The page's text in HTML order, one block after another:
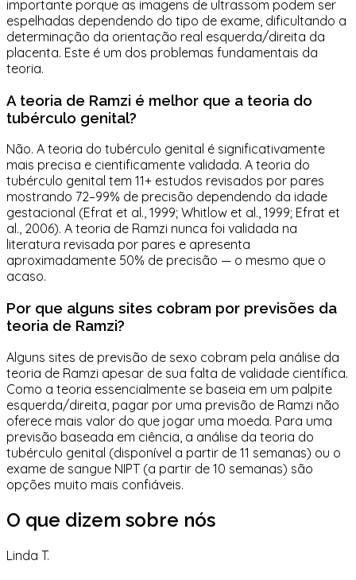
importante porque as imagens de ultrassom podem ser
espelhadas dependendo do tipo de exame, dificultando a
determinação da orientação real esquerda/direita da
placenta. Este é um dos problemas fundamentais da
teoria.
A teoria de Ramzi é melhor que a teoria do
tubérculo genital?
Não. A teoria do tubérculo genital é significativamente
mais precisa e cientificamente validada. A teoria do
tubérculo genital tem 11+ estudos revisados por pares
mostrando 72–99% de precisão dependendo da idade
gestacional (Efrat et al., 1999; Whitlow et al., 1999; Efrat et
al., 2006). A teoria de Ramzi nunca foi validada na
literatura revisada por pares e apresenta
aproximadamente 50% de precisão — o mesmo que o
acaso.
Por que alguns sites cobram por previsões da
teoria de Ramzi?
Alguns sites de previsão de sexo cobram pela análise da
teoria de Ramzi apesar de sua falta de validade científica.
Como a teoria essencialmente se baseia em um palpite
esquerda/direita, pagar por uma previsão de Ramzi não
oferece mais valor do que jogar uma moeda. Para uma
previsão baseada em ciência, a análise da teoria do
tubérculo genital (disponível a partir de 11 semanas) ou o
exame de sangue NIPT (a partir de 10 semanas) são
opções muito mais confiáveis.
O que dizem sobre nós
Linda T.